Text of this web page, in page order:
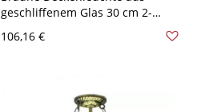
geschliffenem Glas 30 cm 2-
Libellenmuster für Schlafzimmer
106,16 €